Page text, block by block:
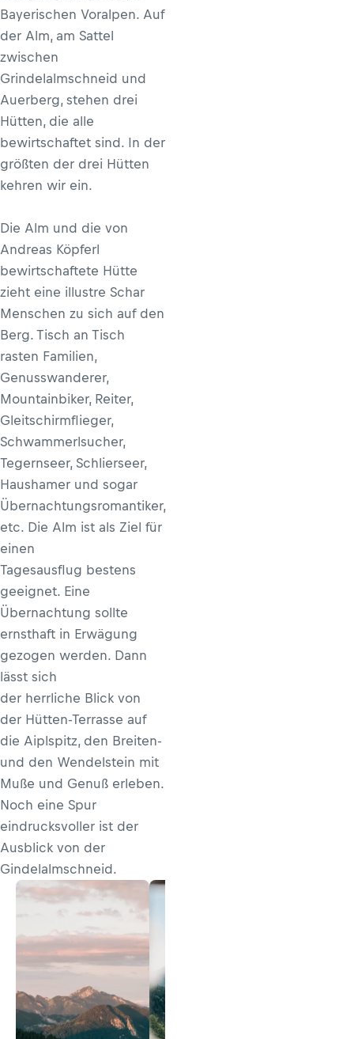
Bayerischen Voralpen. Auf
der Alm, am Sattel
zwischen
Grindelalmschneid und
Auerberg, stehen drei
Hütten, die alle
bewirtschaftet sind. In der
größten der drei Hütten
kehren wir ein.
Die Alm und die von
Andreas Köpferl
bewirtschaftete Hütte
zieht eine illustre Schar
Menschen zu sich auf den
Berg. Tisch an Tisch
rasten Familien,
Genusswanderer,
Mountainbiker, Reiter,
Gleitschirmflieger,
Schwammerlsucher,
Tegernseer, Schlierseer,
Haushamer und sogar
Übernachtungsromantiker,
etc. Die Alm ist als Ziel für
einen
Tagesausflug bestens
geeignet. Eine
Übernachtung sollte
ernsthaft in Erwägung
gezogen werden. Dann
lässt sich
der herrliche Blick von
der Hütten-Terrasse auf
die Aiplspitz, den Breiten-
und den Wendelstein mit
Muße und Genuß erleben.
Noch eine Spur
eindrucksvoller ist der
Ausblick von der
Gindelalmschneid.